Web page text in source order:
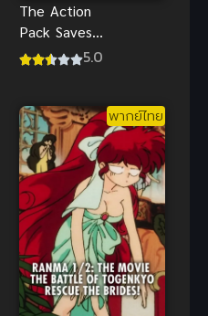
The Action
Pack Saves
Christmas
นี่จ้า
5.0
พากย์ไทย